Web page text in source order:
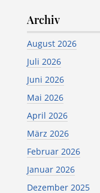
Archiv
August 2026
Juli 2026
Juni 2026
Mai 2026
April 2026
März 2026
Februar 2026
Januar 2026
Dezember 2025